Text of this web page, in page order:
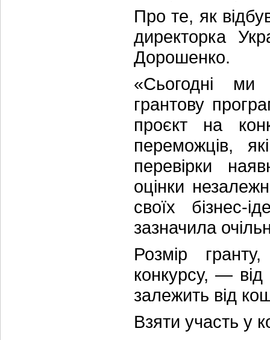
Про те, як
директорка
Дорошенко.
«Сьогодні ми
грантову
проєкт на
переможців,
перевірки
оцінки
своїх
зазначила
Розмір
конкурсу, —
залежить від
Взяти участь у